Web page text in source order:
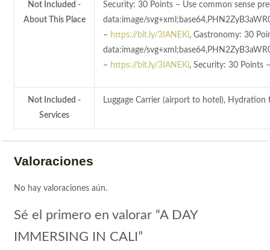
Not Included -
About This Place
Security: 30 Points – Use common sense
data:image/
– https://bit.ly/3IANEKi, Gastronomy: 30
data:image/
– https://bit.ly/3IANEKi, Security: 30 Points
Not Included -
Services
Luggage Carrier (airport to hotel),
Valoraciones
No hay valoraciones aún.
Sé el primero en valorar “A DAY
IMMERSING IN CALI”